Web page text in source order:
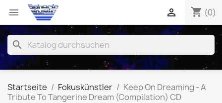
 shopping_cart (0)

search
Startseite Fokuskünstler
Keep On Dreaming - A
Tribute To Tangerine Dream (Compilation) CD